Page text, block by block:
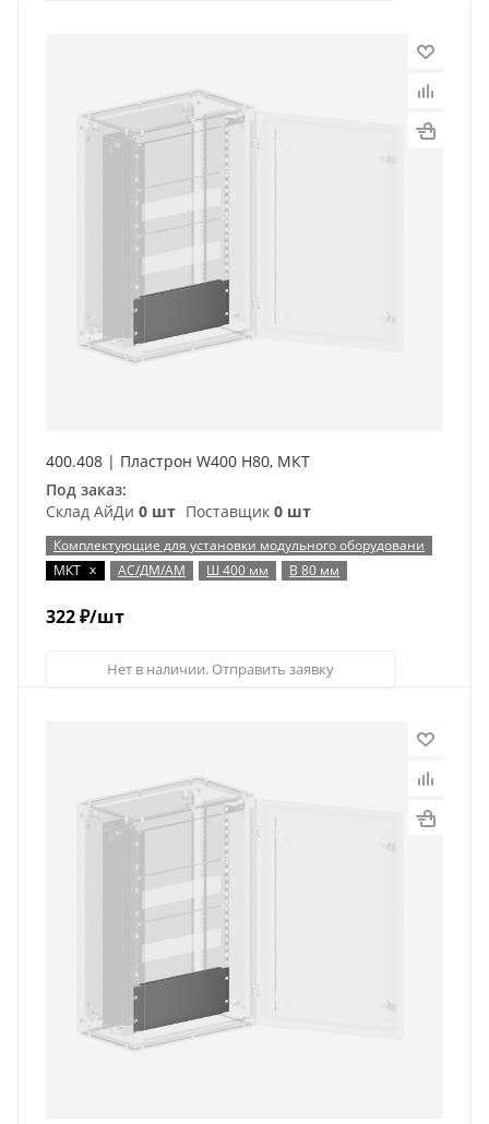
400.408 | Пластрон W400 H80, МКТ
Под заказ:
Склад АйДи 0 шт Поставщик 0 шт
Комплектующие для установки модульного оборудовани
МКТ x АС/ДМ/АМ Ш 400 мм В 80 мм
322₽/шт
Нет в наличии. Отправить заявку